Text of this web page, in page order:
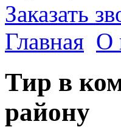
Заказать
Главная О
Тир в
району